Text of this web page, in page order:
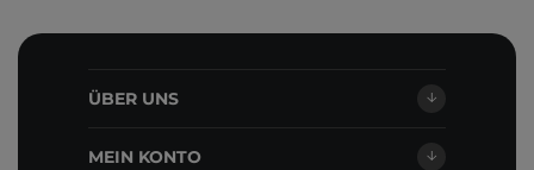
ÜBER UNS
MEIN KONTO